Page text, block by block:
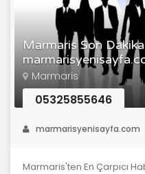
Marmaris Son
Marmaris
05325855646
marmarisyenisayfa.com
Marmaris'ten En Çarpıcı